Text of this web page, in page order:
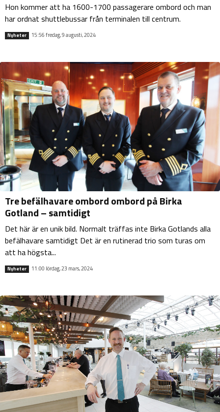
Hon kommer att ha 1600-1700 passagerare ombord och man
har ordnat shuttlebussar från terminalen till centrum.
Nyheter 15:56 fredag, 9 augusti, 2024
Tre befälhavare ombord ombord på Birka
Gotland – samtidigt
Det här är en unik bild. Normalt träffas inte Birka Gotlands alla
befälhavare samtidigt Det är en rutinerad trio som turas om
att ha högsta...
Nyheter 11:00 lördag, 23 mars, 2024